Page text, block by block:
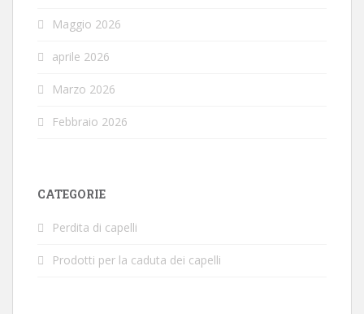
Maggio 2026
aprile 2026
Marzo 2026
Febbraio 2026
CATEGORIE
Perdita di capelli
Prodotti per la caduta dei capelli